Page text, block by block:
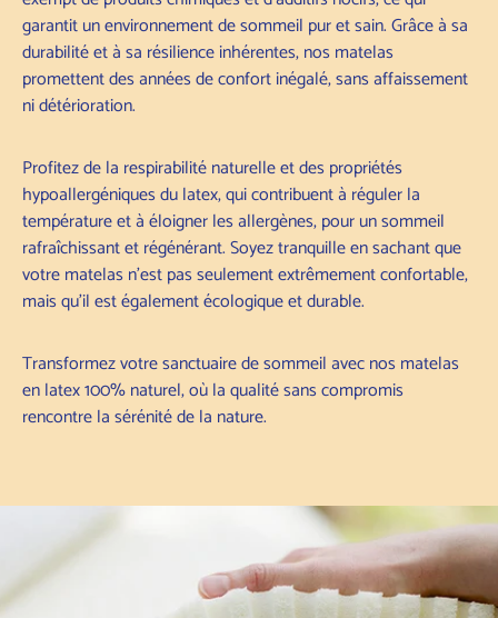
garantit un environnement de sommeil pur et sain. Grâce à sa
durabilité et à sa résilience inhérentes, nos matelas
promettent des années de confort inégalé, sans affaissement
ni détérioration.
Profitez de la respirabilité naturelle et des propriétés
hypoallergéniques du latex, qui contribuent à réguler la
température et à éloigner les allergènes, pour un sommeil
rafraîchissant et régénérant. Soyez tranquille en sachant que
votre matelas n'est pas seulement extrêmement confortable,
mais qu'il est également écologique et durable.
Transformez votre sanctuaire de sommeil avec nos matelas
en latex 100% naturel, où la qualité sans compromis
rencontre la sérénité de la nature.